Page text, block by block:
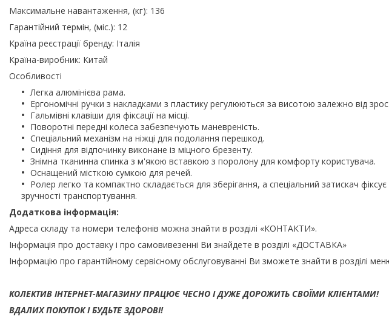
Максимальне навантаження, (кг): 136
Гарантійний термін, (міс.): 12
Країна реєстрації бренду: Італія
Країна-виробник: Китай
Особливості
Легка алюмінієва рама.
Ергономічні ручки з накладками з пластику регулюються за висотою залежно від
Гальмівні клавіши для фіксації на місці.
Поворотні передні колеса забезпечують маневреність.
Спеціальний механізм на ніжці для подолання перешкод.
Сидіння для відпочинку виконане із міцного брезенту.
Знімна тканинна спинка з м'якою вставкою з поролону для комфорту користувача.
Оснащений місткою сумкою для речей.
Ролер легко та компактно складається для зберігання, а спеціальний затискач
зручності транспортування.
Додаткова інформація:
Адреса складу та номери телефонів можна знайти в розділі «КОНТАКТИ».
Інформація про доставку і про самовивезенні Ви знайдете в розділі «ДОСТАВКА»
Інформацію про гарантійному сервісному обслуговуванні Ви зможете знайти в розділі
КОЛЕКТИВ ІНТЕРНЕТ-МАГАЗИНУ ПРАЦЮЄ ЧЕСНО І ДУЖЕ ДОРОЖИТЬ СВОЇМИ КЛІЄНТАМИ!
ВДАЛИХ ПОКУПОК І БУДЬТЕ ЗДОРОВІ!